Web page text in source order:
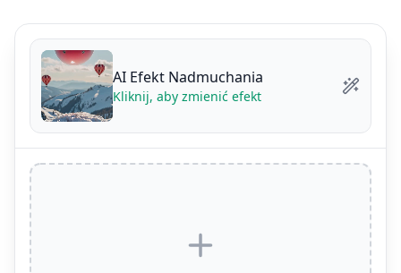
AI Efekt Nadmuchania
Kliknij, aby zmienić efekt